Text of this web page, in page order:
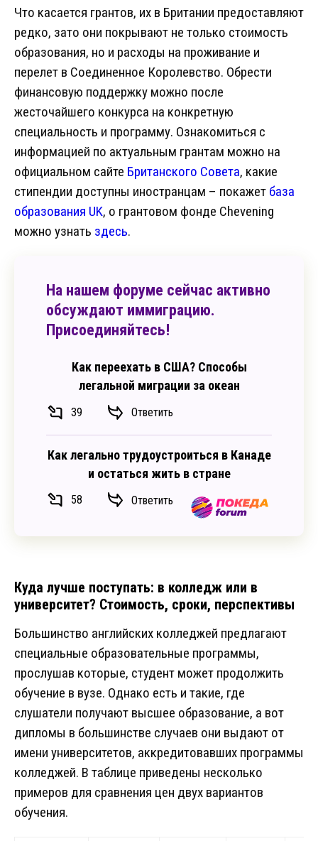
Что касается грантов, их в Британии предоставляют
редко, зато они покрывают не только стоимость
образования, но и расходы на проживание и
перелет в Соединенное Королевство. Обрести
финансовую поддержку можно после
жесточайшего конкурса на конкретную
специальность и программу. Ознакомиться с
информацией по актуальным грантам можно на
официальном сайте Британского Совета, какие
стипендии доступны иностранцам – покажет база
образования UK, о грантовом фонде Chevening
можно узнать здесь.
На нашем форуме сейчас активно
обсуждают иммиграцию.
Присоединяйтесь!
Как переехать в США? Способы
легальной миграции за океан
39 Ответить
Как легально трудоустроиться в Канаде
и остаться жить в стране
58 Ответить
Куда лучше поступать: в колледж или в
университет? Стоимость, сроки, перспективы
Большинство английских колледжей предлагают
специальные образовательные программы,
прослушав которые, студент может продолжить
обучение в вузе. Однако есть и такие, где
слушатели получают высшее образование, а вот
дипломы в большинстве случаев они выдают от
имени университетов, аккредитовавших программы
колледжей. В таблице приведены несколько
примеров для сравнения цен двух вариантов
обучения.